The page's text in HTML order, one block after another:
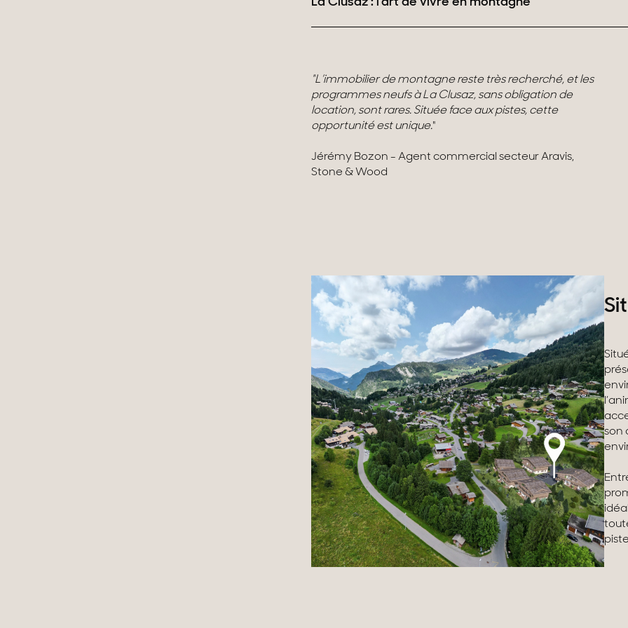
"L’immobilier de montagne reste très recherché, et les
programmes neufs à La Clusaz, sans obligation de
location, sont rares. Située face aux pistes, cette
opportunité est unique."
Jérémy Bozon - Agent commercial secteur Aravis,
Stone & Wood
son